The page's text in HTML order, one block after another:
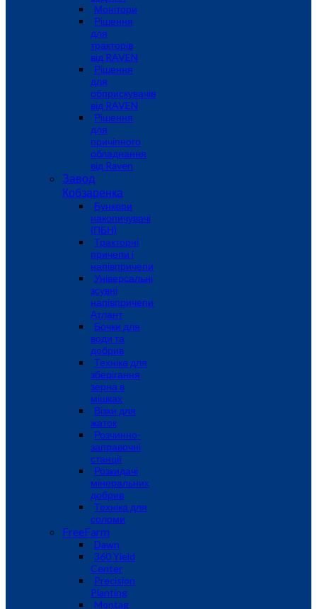
Монітори
Рішення
для
тракторів
від RAVEN
Рішення
для
обприскувачів
від RAVEN
Рішення
для
причіпного
обладнання
від Raven
Завод
Кобзаренка
Бункери
накопичувачі
(ПБН)
Тракторні
причепи i
напiвпричепи
Універсальні
зсувні
напівпричепи
Атлант
Бочки для
води та
добрив
Техніка для
зберігання
зерна в
мішках
Візки для
жаток
Розчинно-
заправочні
станції
Розкидачі
мінеральних
добрив
Техніка для
соломи
FreeFarm
Dawn
360 Yield
Center
Precision
Planting
Montag